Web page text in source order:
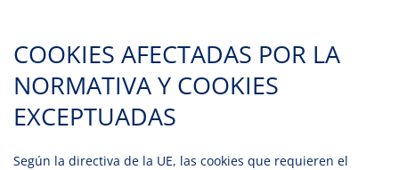
COOKIES AFECTADAS POR LA
NORMATIVA Y COOKIES
EXCEPTUADAS
Según la directiva de la UE, las cookies que requieren el